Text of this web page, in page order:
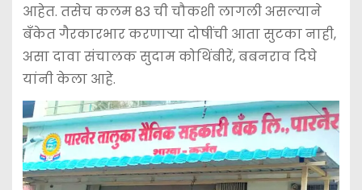
आहेत. तसेच कलम 83 ची चौकशी लागली असल्याने
बँकेत गैरकारभार करणार्‍या दोषींची आता सुटका नाही,
असा दावा संचालक सुदाम कोथिंबीरें, बबनराव दिघे
यांनी केला आहे.